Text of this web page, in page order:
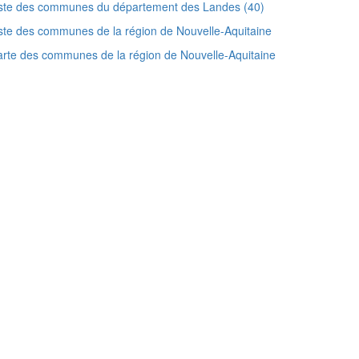
des communes du département des Landes (40)
des communes de la région de Nouvelle-Aquitaine
des communes de la région de Nouvelle-Aquitaine